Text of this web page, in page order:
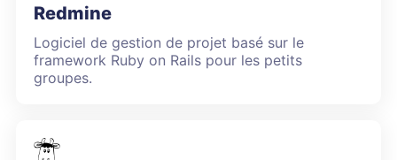
Redmine
Logiciel de gestion de projet basé sur le
framework Ruby on Rails pour les petits
groupes.